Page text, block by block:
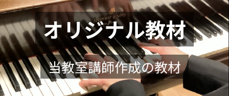
オリジナル教材
当教室講師作成の教材